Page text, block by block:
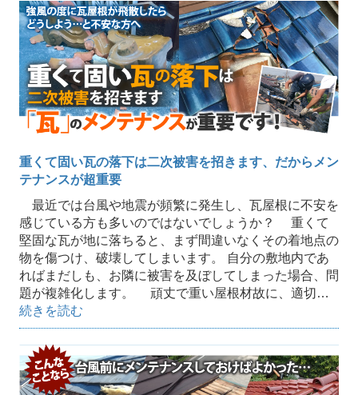
重くて固い瓦の落下は二次被害を招きます、だからメン
テナンスが超重要
最近では台風や地震が頻繁に発生し、瓦屋根に不安を
感じている方も多いのではないでしょうか？ 重くて
堅固な瓦が地に落ちると、まず間違いなくその着地点の
物を傷つけ、破壊してしまいます。 自分の敷地内であ
ればまだしも、お隣に被害を及ぼしてしまった場合、問
題が複雑化します。 頑丈で重い屋根材故に、適切…
続きを読む